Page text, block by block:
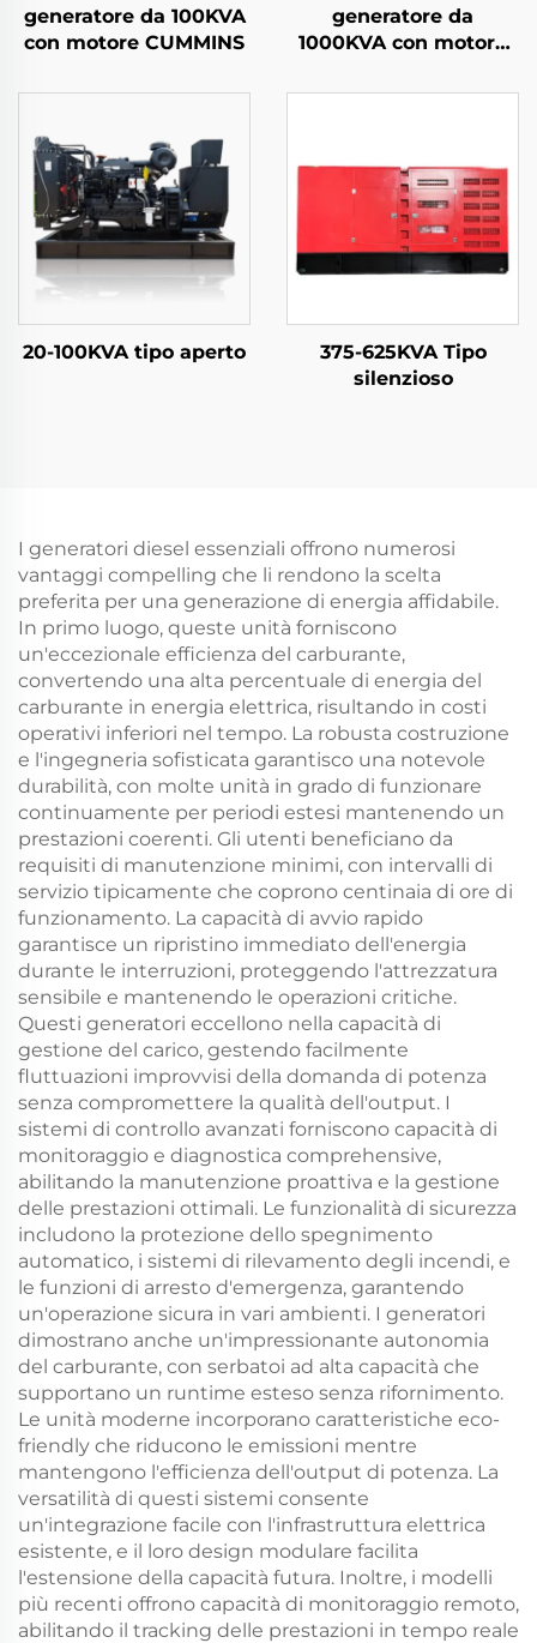
generatore da 100KVA
con motore CUMMINS
generatore da
1000KVA con motore
20-100KVA tipo aperto
375-625KVA Tipo
silenzioso
I generatori diesel essenziali offrono numerosi
vantaggi compelling che li rendono la scelta
preferita per una generazione di energia affidabile.
In primo luogo, queste unità forniscono
un'eccezionale efficienza del carburante,
convertendo una alta percentuale di energia del
carburante in energia elettrica, risultando in costi
operativi inferiori nel tempo. La robusta costruzione
e l'ingegneria sofisticata garantisco una notevole
durabilità, con molte unità in grado di funzionare
continuamente per periodi estesi mantenendo un
prestazioni coerenti. Gli utenti beneficiano da
requisiti di manutenzione minimi, con intervalli di
servizio tipicamente che coprono centinaia di ore di
funzionamento. La capacità di avvio rapido
garantisce un ripristino immediato dell'energia
durante le interruzioni, proteggendo l'attrezzatura
sensibile e mantenendo le operazioni critiche.
Questi generatori eccellono nella capacità di
gestione del carico, gestendo facilmente
fluttuazioni improvvisi della domanda di potenza
senza compromettere la qualità dell'output. I
sistemi di controllo avanzati forniscono capacità di
monitoraggio e diagnostica comprehensive,
abilitando la manutenzione proattiva e la gestione
delle prestazioni ottimali. Le funzionalità di sicurezza
includono la protezione dello spegnimento
automatico, i sistemi di rilevamento degli incendi, e
le funzioni di arresto d'emergenza, garantendo
un'operazione sicura in vari ambienti. I generatori
dimostrano anche un'impressionante autonomia
del carburante, con serbatoi ad alta capacità che
supportano un runtime esteso senza rifornimento.
Le unità moderne incorporano caratteristiche eco-
friendly che riducono le emissioni mentre
mantengono l'efficienza dell'output di potenza. La
versatilità di questi sistemi consente
un'integrazione facile con l'infrastruttura elettrica
esistente, e il loro design modulare facilita
l'estensione della capacità futura. Inoltre, i modelli
più recenti offrono capacità di monitoraggio remoto,
abilitando il tracking delle prestazioni in tempo reale